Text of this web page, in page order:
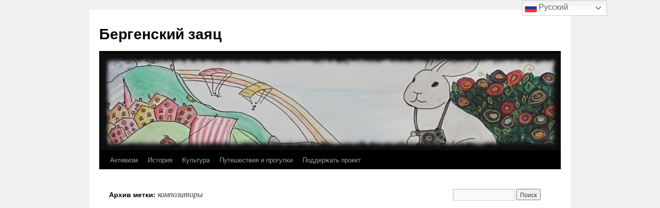
содержимому
Бергенский заяц
Активизм История Культура Путешествия и прогулки Поддержать проект
Архив метки: композиторы
Русский